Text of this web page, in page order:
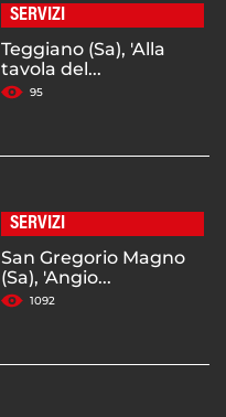
SERVIZI
Teggiano (Sa), 'Alla
tavola del...
95
SERVIZI
San Gregorio Magno
(Sa), 'Angio...
1092